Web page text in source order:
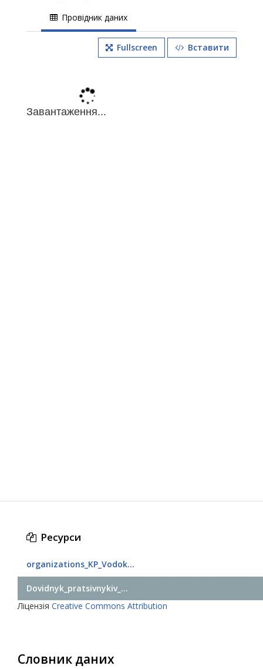
Провідник даних
Fullscreen Вставити
Ресурси
organizations_KP_Vodok...
Dovidnyk_pratsivnykiv_...
Ліцензія Creative Commons Attribution
Словник даних